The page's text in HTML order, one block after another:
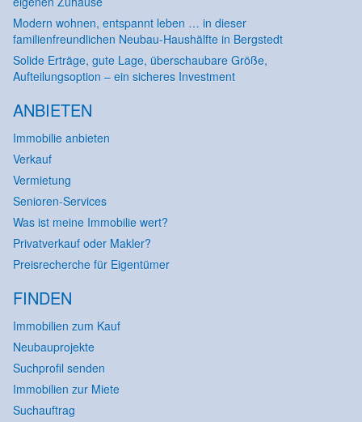
Modern wohnen, entspannt leben … in dieser
familienfreundlichen Neubau-Haushälfte in Bergstedt
Solide Erträge, gute Lage, überschaubare Größe,
Aufteilungsoption – ein sicheres Investment
ANBIETEN
Immobilie anbieten
Verkauf
Vermietung
Senioren-Services
Was ist meine Immobilie wert?
Privatverkauf oder Makler?
Preisrecherche für Eigentümer
FINDEN
Immobilien zum Kauf
Neubauprojekte
Suchprofil senden
Immobilien zur Miete
Suchauftrag